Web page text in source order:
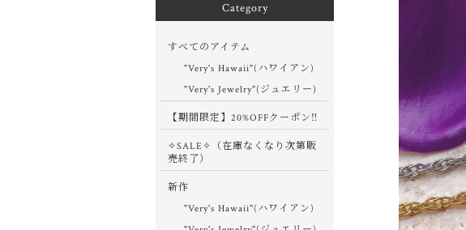
Category
すべてのアイテム
"Very's Hawaii"(ハワイアン)
"Very's Jewelry"(ジュエリー)
【期間限定】20%OFFクーポン‼
✧SALE✧（在庫なくなり次第販
売終了）
新作
"Very's Hawaii"(ハワイアン)